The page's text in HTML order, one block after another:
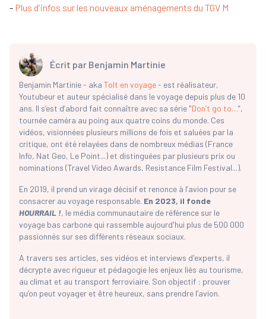
- Plus d'infos sur les nouveaux aménagements du TGV M
Écrit par Benjamin Martinie
Benjamin Martinie - aka Tolt en voyage- est réalisateur,
Youtubeur et auteur spécialisé dans le voyage depuis plus de 10
ans. Il s’est d’abord fait connaître avec sa série "Don’t go to…”,
tournée caméra au poing aux quatre coins du monde. Ces
vidéos, visionnées plusieurs millions de fois et saluées par la
critique, ont été relayées dans de nombreux médias (France
Info, Nat Geo, Le Point...) et distinguées par plusieurs prix ou
nominations (Travel Video Awards, Resistance Film Festival...).
En 2019, il prend un virage décisif et renonce à l’avion pour se
consacrer au voyage responsable. En 2023, il fonde
HOURRAIL !, le média communautaire de référence sur le
voyage bas carbone qui rassemble aujourd'hui plus de 500 000
passionnés sur ses différents réseaux sociaux.
A travers ses articles, ses vidéos et interviews d'experts, il
décrypte avec rigueur et pédagogie les enjeux liés au tourisme,
au climat et au transport ferroviaire. Son objectif : prouver
qu’on peut voyager et être heureux, sans prendre l’avion.